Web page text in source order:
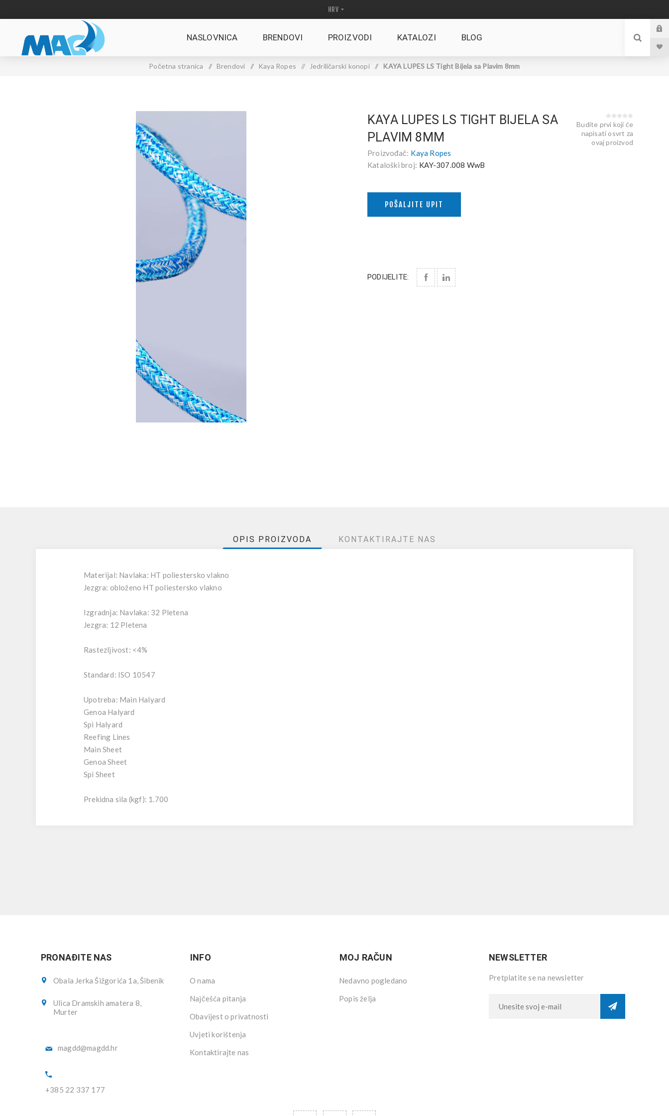
NASLOVNICA BRENDOVI PROIZVODI KATALOZI BLOG
Početna stranica / Brendovi / Kaya Ropes / Jedriličarski konopi / KAYA LUPES LS Tight Bijela sa Plavim 8mm
KAYA LUPES LS TIGHT BIJELA SA
PLAVIM 8MM
Proizvođač: Kaya Ropes
Kataloški broj: KAY-307.008 WwB
Budite prvi koji će
napisati osvrt za
ovaj proizvod
POŠALJITE UPIT
PODIJELITE:
OPIS PROIZVODA KONTAKTIRAJTE NAS
Materijal: Navlaka: HT poliestersko vlakno
Jezgra: obloženo HT poliestersko vlakno
Izgradnja: Navlaka: 32 Pletena
Jezgra: 12 Pletena
Rastezljivost: <4%
Standard: ISO 10547
Upotreba: Main Halyard
Genoa Halyard
Spi Halyard
Reefing Lines
Main Sheet
Genoa Sheet
Spi Sheet
Prekidna sila (kgf): 1.700
PRONAĐITE NAS
Obala Jerka Šižgorića 1a, Šibenik
Ulica Dramskih amatera 8,
Murter
magdd@magdd.hr
+385 22 337 177
INFO
O nama
Najčešća pitanja
Obavijest o privatnosti
Uvjeti korištenja
Kontaktirajte nas
MOJ RAČUN
Nedavno pogledano
Popis želja
NEWSLETTER
Pretplatite se na newsletter